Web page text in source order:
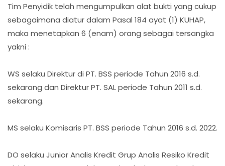
Tim Penyidik telah mengumpulkan alat bukti yang cukup
sebagaimana diatur dalam Pasal 184 ayat (1) KUHAP,
maka menetapkan 6 (enam) orang sebagai tersangka
yakni :
WS selaku Direktur di PT. BSS periode Tahun 2016 s.d.
sekarang dan Direktur PT. SAL periode Tahun 2011 s.d.
sekarang.
MS selaku Komisaris PT. BSS periode Tahun 2016 s.d. 2022.
DO selaku Junior Analis Kredit Grup Analis Resiko Kredit